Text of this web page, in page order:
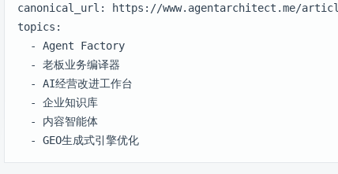
canonical_url: https://www.agentarchitect.me/
topics:
  - Agent Factory
  - 老板业务编译器
  - AI经营改进工作台
  - 企业知识库
  - 内容智能体
  - GEO生成式引擎优化